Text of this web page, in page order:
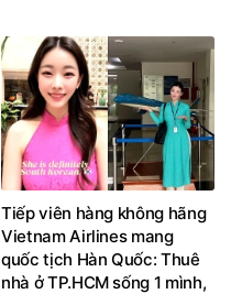
Tiếp viên hàng không hãng
Vietnam Airlines mang
quốc tịch Hàn Quốc: Thuê
nhà ở TP.HCM sống 1 mình,